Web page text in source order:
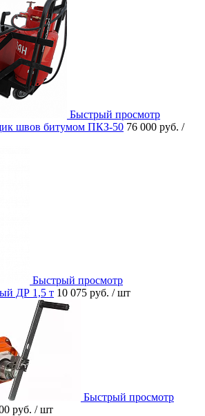
Быстрый просмотр
швов битумом ПКЗ-50 76 000 руб. /
Быстрый просмотр
ДР 1,5 т 10 075 руб. / шт
Быстрый просмотр
руб. / шт